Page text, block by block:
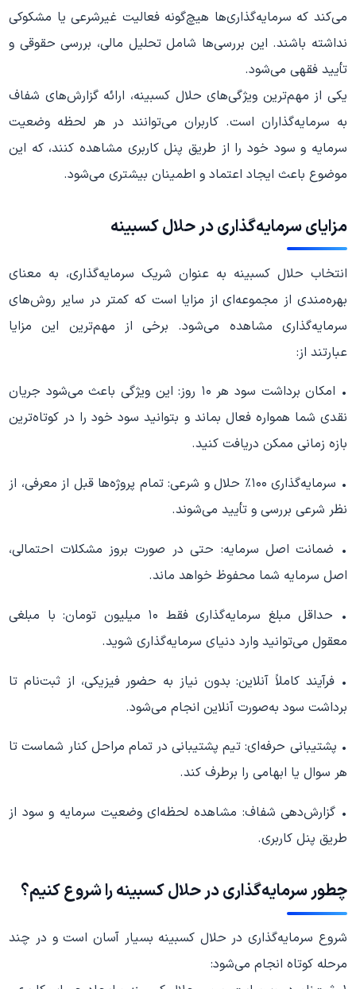
می‌کند که سرمایه‌گذاری‌ها هیچ‌گونه فعالیت غیرشرعی یا مشکوکی
نداشته باشند. این بررسی‌ها شامل تحلیل مالی، بررسی حقوقی و
تأیید فقهی می‌شود.
یکی از مهم‌ترین ویژگی‌های حلال کسبینه، ارائه گزارش‌های شفاف
به سرمایه‌گذاران است. کاربران می‌توانند در هر لحظه وضعیت
سرمایه و سود خود را از طریق پنل کاربری مشاهده کنند، که این
موضوع باعث ایجاد اعتماد و اطمینان بیشتری می‌شود.
مزایای سرمایه‌گذاری در حلال کسبینه
انتخاب حلال کسبینه به عنوان شریک سرمایه‌گذاری، به معنای
بهره‌مندی از مجموعه‌ای از مزایا است که کمتر در سایر روش‌های
سرمایه‌گذاری مشاهده می‌شود. برخی از مهم‌ترین این مزایا
عبارتند از:
• امکان برداشت سود هر ۱۰ روز: این ویژگی باعث می‌شود جریان
نقدی شما همواره فعال بماند و بتوانید سود خود را در کوتاه‌ترین
بازه زمانی ممکن دریافت کنید.
• سرمایه‌گذاری ۱۰۰٪ حلال و شرعی: تمام پروژه‌ها قبل از معرفی، از
نظر شرعی بررسی و تأیید می‌شوند.
• ضمانت اصل سرمایه: حتی در صورت بروز مشکلات احتمالی،
اصل سرمایه شما محفوظ خواهد ماند.
• حداقل مبلغ سرمایه‌گذاری فقط ۱۰ میلیون تومان: با مبلغی
معقول می‌توانید وارد دنیای سرمایه‌گذاری شوید.
• فرآیند کاملاً آنلاین: بدون نیاز به حضور فیزیکی، از ثبت‌نام تا
برداشت سود به‌صورت آنلاین انجام می‌شود.
• پشتیبانی حرفه‌ای: تیم پشتیبانی در تمام مراحل کنار شماست تا
هر سوال یا ابهامی را برطرف کند.
• گزارش‌دهی شفاف: مشاهده لحظه‌ای وضعیت سرمایه و سود از
طریق پنل کاربری.
چطور سرمایه‌گذاری در حلال کسبینه را شروع کنیم؟
شروع سرمایه‌گذاری در حلال کسبینه بسیار آسان است و در چند
مرحله کوتاه انجام می‌شود: